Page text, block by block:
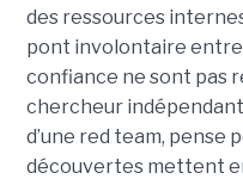
des ressources
pont involontaire entre
confiance ne sont pas
chercheur
d’une red team, pense
découvertes mettent